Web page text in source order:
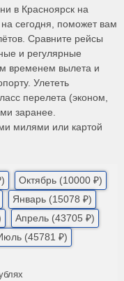
в Красноярск на
сегодня, поможет вам
Сравните рейсы
и регулярные
временем вылета и
Улететь
перелета (эконом,
заранее.
милями или картой
Октябрь (10000 ₽)
Январь (15078 ₽)
Апрель (43705 ₽)
(45781 ₽)